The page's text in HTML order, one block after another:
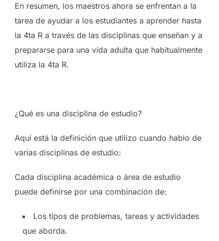
En resumen, los maestros ahora se enfrentan a la
tarea de ayudar a los estudiantes a aprender hasta
la 4ta R a través de las disciplinas que enseñan y a
prepararse para una vida adulta que habitualmente
utiliza la 4ta R.
¿Qué es una disciplina de estudio?
Aquí está la definición que utilizo cuando hablo de
varias disciplinas de estudio:
Cada disciplina académica o área de estudio
puede definirse por una combinación de:
Los tipos de problemas, tareas y actividades
que aborda.